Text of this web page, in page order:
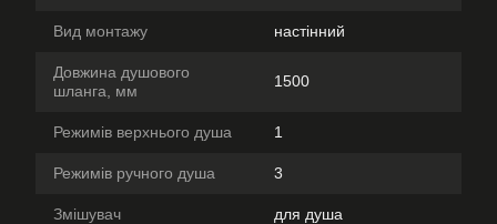
Вид монтажу настінний
Довжина душового
шланга, мм
1500
Режимів верхнього душа 1
Режимів ручного душа 3
Змішувач для душа